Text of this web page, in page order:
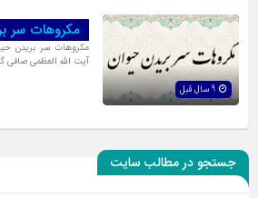
مکروهات سر
مکروهات سر بریدن
آیت الله العظمی صافی
جستجو در مطالب سایت